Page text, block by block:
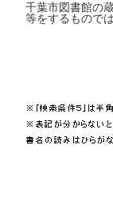
千葉市図
等をするもので